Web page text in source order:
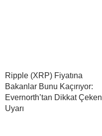
Ripple (XRP) Fiyatına
Bakanlar Bunu Kaçırıyor:
Evernorth’tan Dikkat Çeken
Uyarı